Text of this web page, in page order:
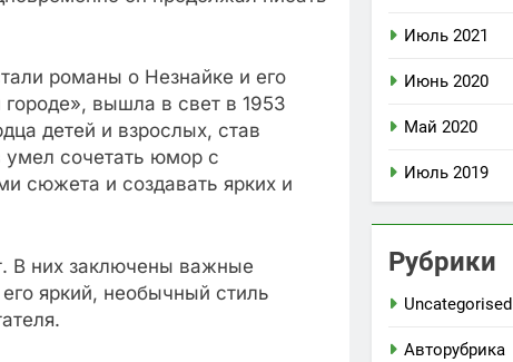
романы о Незнайке и его
вышла в свет в 1953
детей и взрослых, став
умел сочетать юмор с
сюжета и создавать ярких и
В них заключены важные
яркий, необычный стиль
Июль 2021
Июнь 2020
Май 2020
Июль 2019
Рубрики
Uncategorised
Авторубрика